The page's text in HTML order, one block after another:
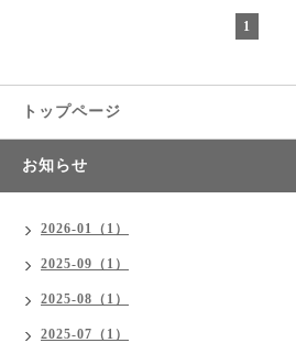
1
トップページ
お知らせ
2026-01（1）
2025-09（1）
2025-08（1）
2025-07（1）